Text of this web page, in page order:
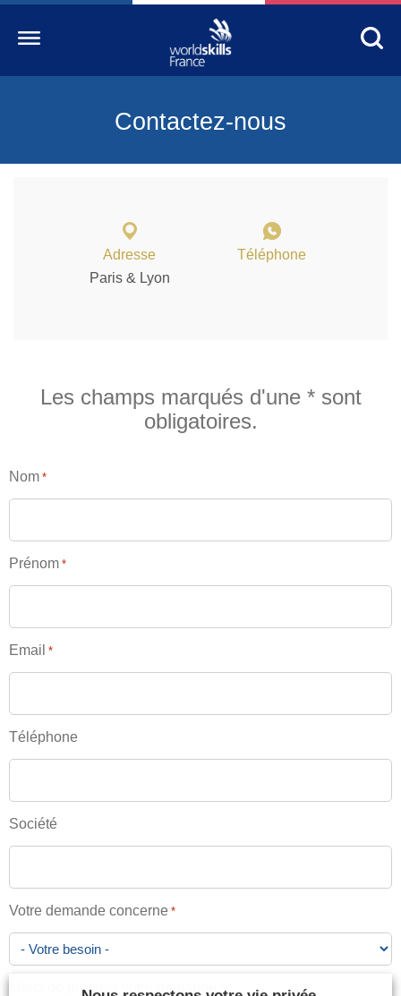
Contactez-nous
Accueil
Découvrez un métier
S’informer
Photos
Questions fréquentes
Espace presse
Adresse
Paris & Lyon
Téléphone
Les champs marqués d'une * sont
obligatoires.
Nom *
Prénom *
Email *
Téléphone
Société
Votre demande concerne *
Merci de préciser votre demande *